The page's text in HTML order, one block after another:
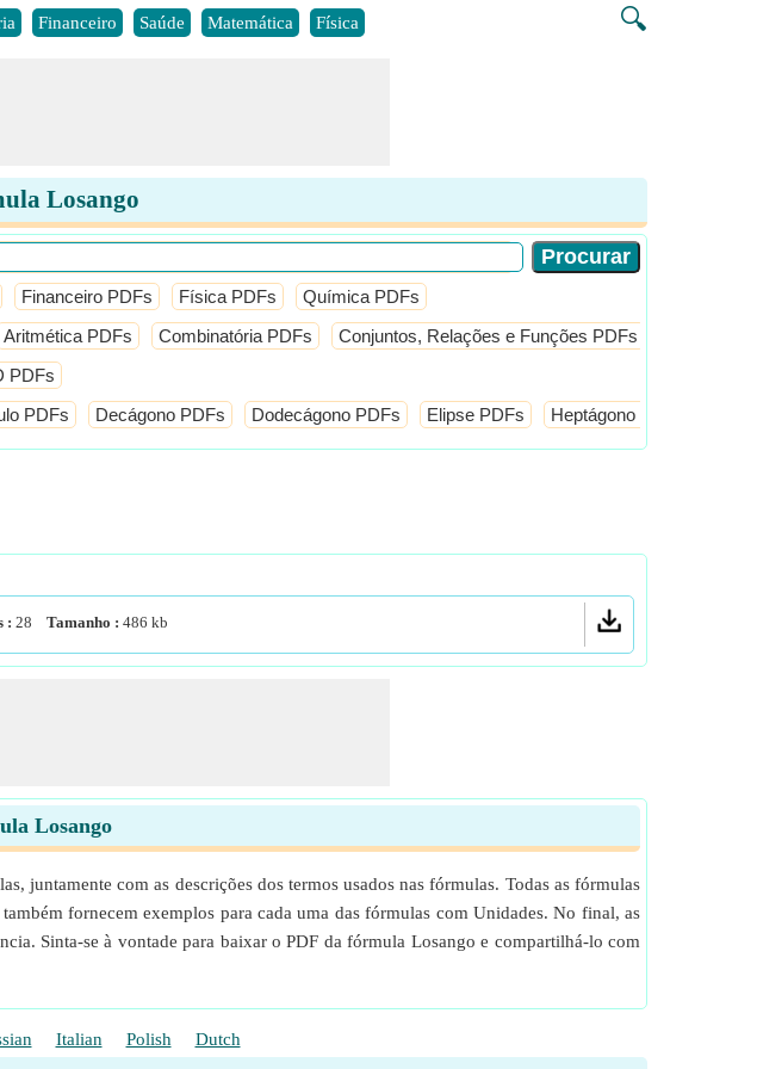
🔍
Financeiro Saúde Matemática Física
Losango
Financeiro PDFs Física PDFs Química PDFs
Aritmética PDFs Combinatória PDFs Conjuntos, Relações e Funções PDFs
PDFs
PDFs Decágono PDFs Dodecágono PDFs Elipse PDFs Heptágono PDFs
: 28 Tamanho : 486 kb
Losango
juntamente com as descrições dos termos usados ​​nas fórmulas. Todas as fórmulas
fornecem exemplos para cada uma das fórmulas com Unidades. No final, as
Sinta-se à vontade para baixar o PDF da fórmula Losango e compartilhá-lo com
Italian Polish Dutch